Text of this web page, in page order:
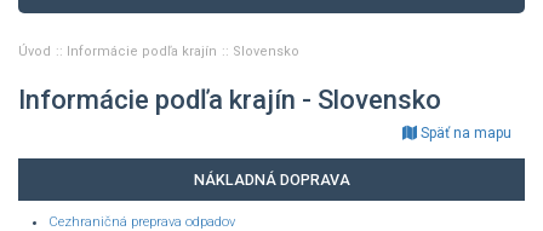
Úvod Informácie podľa krajín Slovensko
Informácie podľa krajín - Slovensko
Späť na mapu
NÁKLADNÁ DOPRAVA
Cezhraničná preprava odpadov